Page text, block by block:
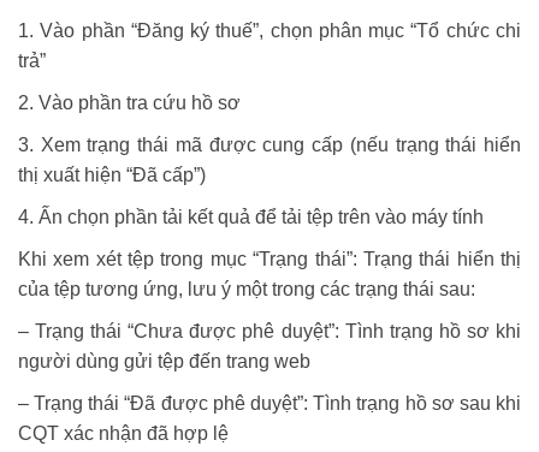
1. Vào phần “Đăng ký thuế”, chọn phân mục “Tổ chức chi
trả”
2. Vào phần tra cứu hồ sơ
3. Xem trạng thái mã được cung cấp (nếu trạng thái hiển
thị xuất hiện “Đã cấp”)
4. Ấn chọn phần tải kết quả để tải tệp trên vào máy tính
Khi xem xét tệp trong mục “Trạng thái”: Trạng thái hiển thị
của tệp tương ứng, lưu ý một trong các trạng thái sau:
– Trạng thái “Chưa được phê duyệt”: Tình trạng hồ sơ khi
người dùng gửi tệp đến trang web
– Trạng thái “Đã được phê duyệt”: Tình trạng hồ sơ sau khi
CQT xác nhận đã hợp lệ